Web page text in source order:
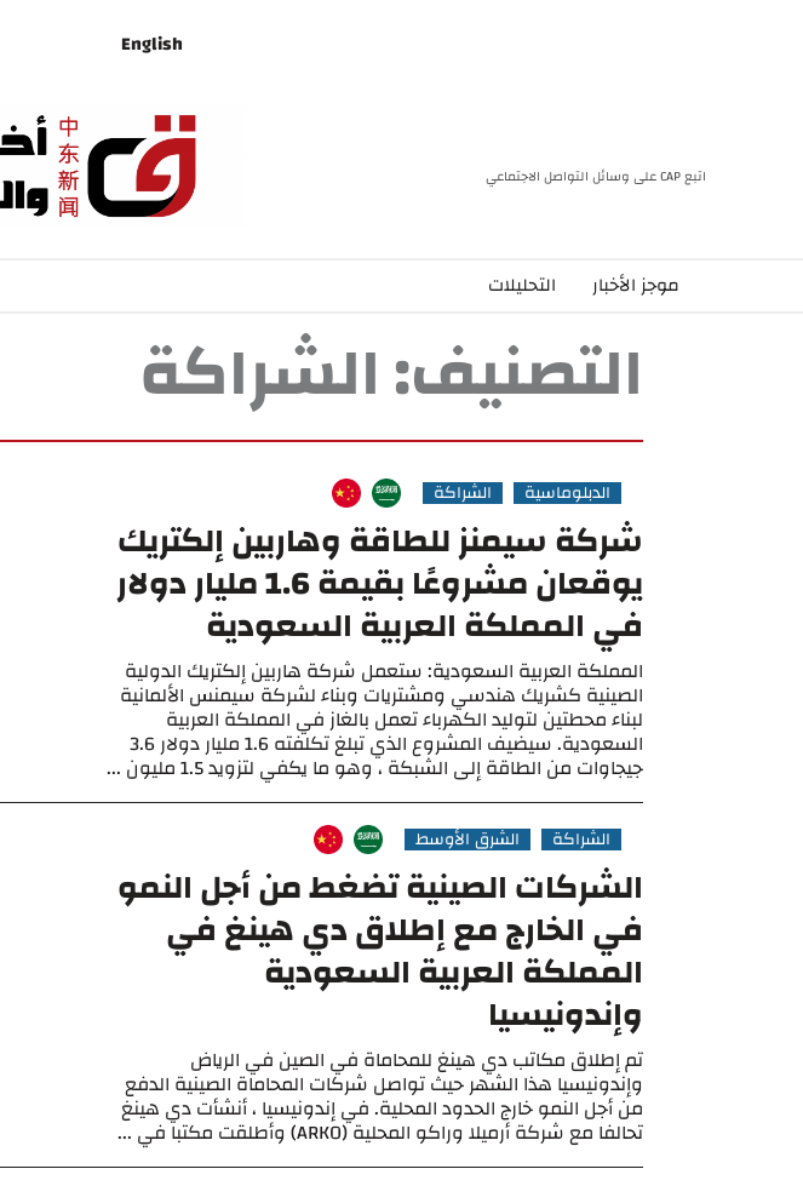
English
اتبع CAP على وسائل التواصل الاجتماعي
موجز الأخبار التحليلات
التصنيف:الشراكة
الدبلوماسية الشراكة
شركة سيمنز للطاقة وهاربين إلكتريك
يوقعان مشروعًا بقيمة 1.6 مليار دولار
في المملكة العربية السعودية
المملكة العربية السعودية: ستعمل شركة هاربين إلكتريك الدولية
الصينية كشريك هندسي ومشتريات وبناء لشركة سيمنس الألمانية
لبناء محطتين لتوليد الكهرباء تعمل بالغاز في المملكة العربية
السعودية. سيضيف المشروع الذي تبلغ تكلفته 1.6 مليار دولار 3.6
جيجاوات من الطاقة إلى الشبكة ، وهو ما يكفي لتزويد 1.5 مليون ...
الشراكة الشرق الأوسط
الشركات الصينية تضغط من أجل النمو
في الخارج مع إطلاق دي هينغ في
المملكة العربية السعودية
وإندونيسيا
تم إطلاق مكاتب دي هينغ للمحاماة في الصين في الرياض
وإندونيسيا هذا الشهر حيث تواصل شركات المحاماة الصينية الدفع
من أجل النمو خارج الحدود المحلية. في إندونيسيا ، أنشأت دي هينغ
تحالفا مع شركة أرميلا وراكو المحلية (ARKO) وأطلقت مكتبا في ...